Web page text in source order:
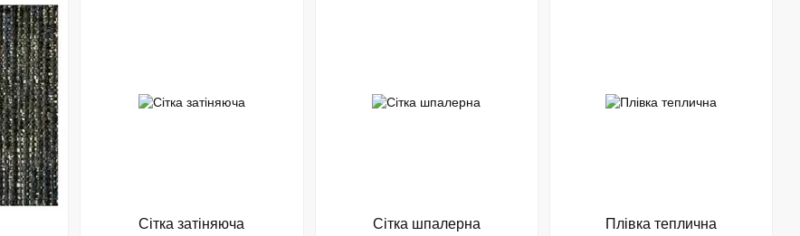
Сітка затіняюча Сітка шпалерна Плівка теплична